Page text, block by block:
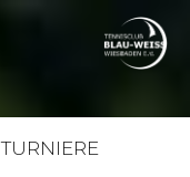
TURNIERE